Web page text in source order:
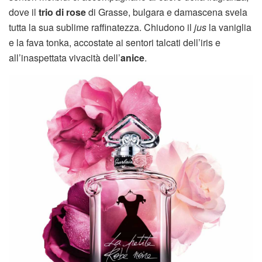
dove il trio di rosedi Grasse, bulgara e damascena svela
tutta la sua sublime raffinatezza. Chiudono il jus la vaniglia
e la fava tonka, accostate ai sentori talcati dell’iris e
all’inaspettata vivacità dell’anice.